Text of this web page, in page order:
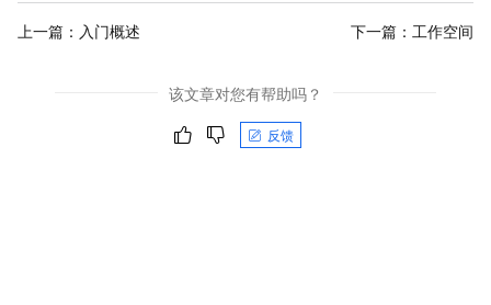
上一篇： 入门概述 下一篇： 工作空间
该文章对您有帮助吗？
反馈